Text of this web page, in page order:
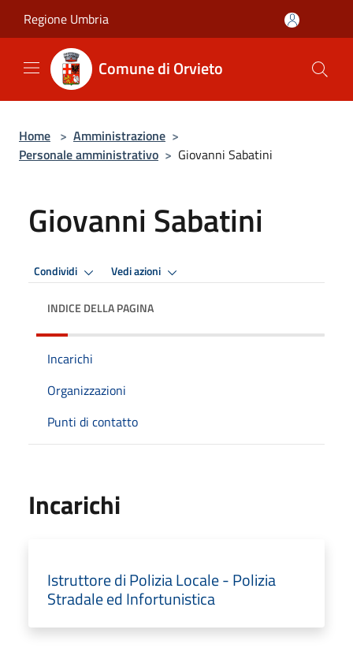
Regione Umbria
Comune di Orvieto
Home > Amministrazione >
Personale amministrativo > Giovanni Sabatini
Giovanni Sabatini
Condividi Vedi azioni
INDICE DELLA PAGINA
Incarichi
Organizzazioni
Punti di contatto
Incarichi
Istruttore di Polizia Locale - Polizia
Stradale ed Infortunistica